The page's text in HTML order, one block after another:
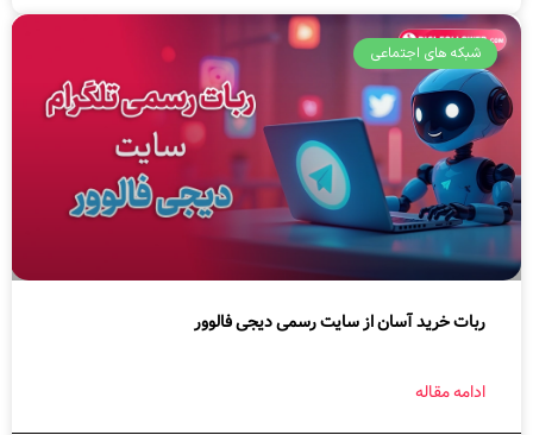
شبکه های اجتماعی
ربات خرید آسان از سایت رسمی دیجی فالوور
ادامه مقاله